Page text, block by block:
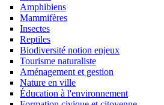
Amphibiens
Mammifères
Insectes
Reptiles
Biodiversité notion enjeux
Tourisme naturaliste
Aménagement et gestion
Nature en ville
Éducation à l'environnement